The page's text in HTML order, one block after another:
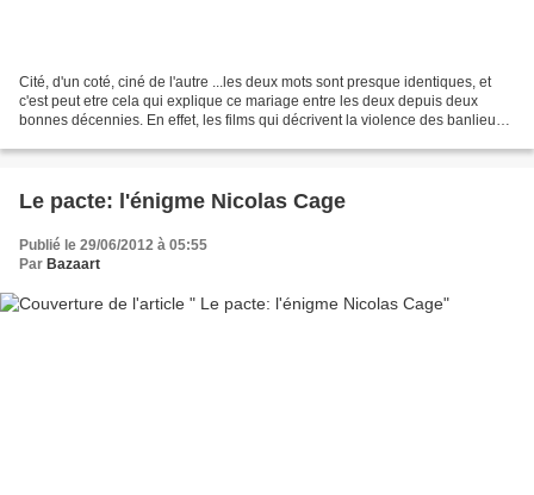
Cité, d'un coté, ciné de l'autre ...les deux mots sont presque identiques, et
c'est peut etre cela qui explique ce mariage entre les deux depuis deux
bonnes décennies. En effet, les films qui décrivent la violence des banlieues
Le pacte: l'énigme Nicolas Cage
Publié le 29/06/2012 à 05:55
Par Bazaart